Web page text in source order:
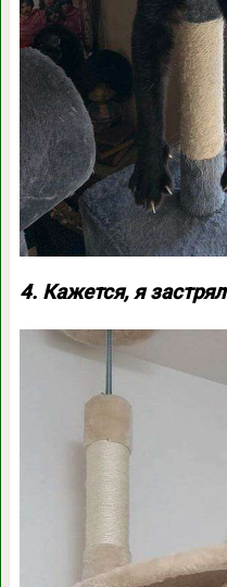
4. Кажется, я застрял